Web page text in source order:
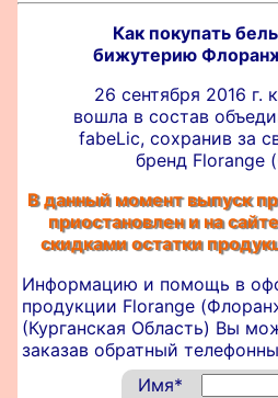
Как покупать
бижутерию
26 сентября 2016 г.
вошла в состав
fabeLic, сохранив за
бренд Florange
В данный момент выпуск
приостановлен и на
скидками остатки
Информацию и помощь в
продукции Florange
(Курганская Область) Вы
заказав обратный
Имя*